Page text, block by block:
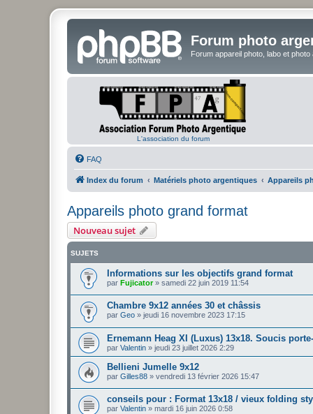
Forum photo
Forum appareil photo, labo et photo
L'association du forum
FAQ
Index du forum Matériels photo argentiques Appareils
Appareils photo grand format
Nouveau sujet
SUJETS
Informations sur les objectifs grand format
par Fujicator» samedi 22 juin 2019 11:54
Chambre 9x12 années 30 et châssis
par Geo » jeudi 16 novembre 2023 17:15
Ernemann Heag XI (Luxus) 13x18. Soucis
par Valentin » jeudi 23 juillet 2026 2:29
Bellieni Jumelle 9x12
par Gilles88 » vendredi 13 février 2026 15:47
conseils pour : Format 13x18 / vieux folding
par Valentin » mardi 16 juin 2026 0:58